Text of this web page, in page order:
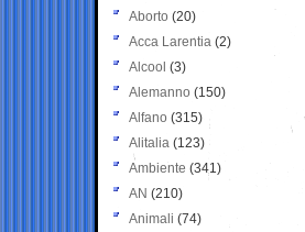
Aborto (20)
Acca Larentia (2)
Alcool (3)
Alemanno (150)
Alfano (315)
Alitalia (123)
Ambiente (341)
AN (210)
Animali (74)